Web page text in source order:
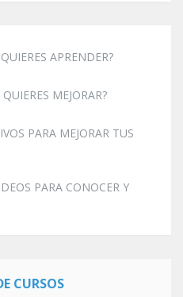
APRENDER?
MEJORAR?
PARA MEJORAR TUS
PARA CONOCER Y
CURSOS